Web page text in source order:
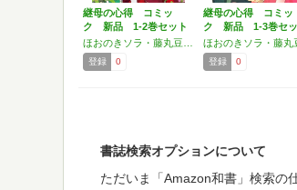
継母の心得 コミッ
ク 新品 1-2巻セット
…
登録 0
継母の心得 コミッ
ク 新品 1-3巻セッ
…
登録 0
書誌検索オプションについて
ただいま「Amazon和書」検索の